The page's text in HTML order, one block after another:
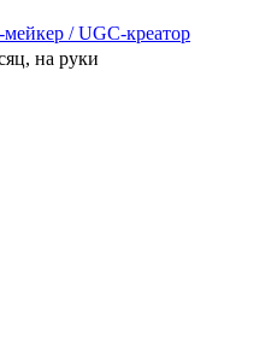
мейкер / UGC-креатор
на руки